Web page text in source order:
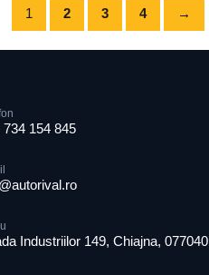
1 2 3 4 →
734 154 845
Industriilor 149, Chiajna, 077040